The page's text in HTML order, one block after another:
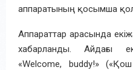
аппаратының қосымша
Аппараттар арасында
хабарланды. Айдағы
«Welcome, buddy!»